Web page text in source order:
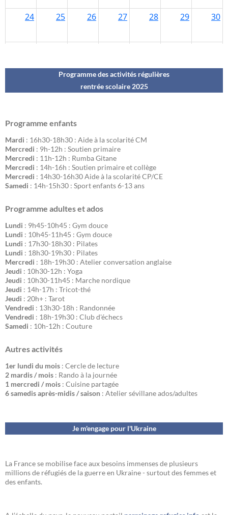
Programme des activités régulières
rentrée scolaire 2025
Programme enfants
Mardi : 16h30-18h30 : Aide à la scolarité CM
Mercredi : 9h-12h : Soutien primaire
Mercredi : 11h-12h : Rumba Gitane
Mercredi : 14h-16h : Soutien primaire et collège
Mercredi : 14h30-16h30 Aide à la scolarité CP/CE
Samedi : 14h-15h30 : Sport enfants 6-13 ans
Programme adultes et ados
Lundi : 9h45-10h45 : Gym douce
Lundi : 10h45-11h45 : Gym douce
Lundi : 17h30-18h30 : Pilates
Lundi : 18h30-19h30 : Pilates
Mercredi : 18h-19h30 : Atelier conversation anglaise
Jeudi : 10h30-12h : Yoga
Jeudi : 10h30-11h45 : Marche nordique
Jeudi : 14h-17h : Tricot-thé
Jeudi : 20h+ : Tarot
Vendredi : 13h30-18h : Randonnée
Vendredi : 18h-19h30 : Club d'échecs
Samedi : 10h-12h : Couture
Autres activités
1er lundi du mois : Cercle de lecture
2 mardis / mois : Rando à la journée
1 mercredi / mois : Cuisine partagée
6 samedis après-midis / saison : Atelier sévillane ados/adultes
Je m'engage pour l'Ukraine
La France se mobilise face aux besoins immenses de plusieurs
millions de réfugiés de la guerre en Ukraine - surtout des femmes et
des enfants.